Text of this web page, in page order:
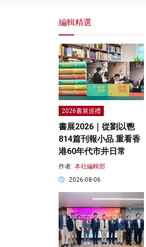
編輯精選
2026書展巡禮
書展2026｜從劉以鬯
814篇刊報小品 重看香
港60年代市井日常
作者: 本社編輯部
2026-08-06